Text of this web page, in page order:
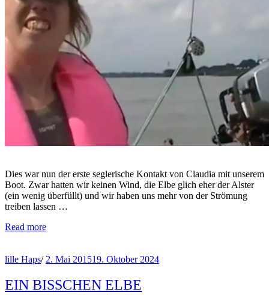
Dies war nun der erste seglerische Kontakt von Claudia mit unserem
Boot. Zwar hatten wir keinen Wind, die Elbe glich eher der Alster
(ein wenig überfüllt) und wir haben uns mehr von der Strömung
treiben lassen …
Read more
lille Haps/ 2. Mai 201519. Oktober 2024
EIN BISSCHEN ELBE